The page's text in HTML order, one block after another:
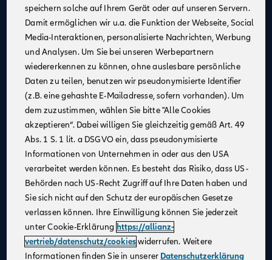
Eine attraktive monatliche Ausbildungsvergütung
(Stand 08/2025):
1. Jahr: 1.355 €
2. Jahr: 1.432 €
3. Jahr: 1.520 €
ab Sept. 2026:
im 1. Jahr: 1.455 €, im 2. Jahr: 1.532 €, im 3. Jahr:
1.620 €
Zusätzliche Leistungen : Urlaubs- und
Weihnachtsgeld
Monetäre Vorteile:
40 €/Monat vermögenswirksame Leistungen
Übernahme erstattungsfähiger Reisekosten
Urlaubsanspruch : 30 Tage im Jahr
Mitarbeiterrabatte: Vergünstigungen auf Allianz
Produkte
Praxisnahe Ausbildung: Eine praxisnahe und
speichern solche auf Ihrem Gerät oder auf unseren Servern.
Damit ermöglichen wir u.a. die Funktion der Webseite, Social
Media-Interaktionen, personalisierte Nachrichten, Werbung
und Analysen. Um Sie bei unseren Werbepartnern
wiedererkennen zu können, ohne auslesbare persönliche
Daten zu teilen, benutzen wir pseudonymisierte Identifier
(z.B. eine gehashte E-Mailadresse, sofern vorhanden). Um
dem zuzustimmen, wählen Sie bitte "Alle Cookies
akzeptieren“. Dabei willigen Sie gleichzeitig gemäß Art. 49
Abs. 1 S. 1 lit. a DSGVO ein, dass pseudonymisierte
Informationen von Unternehmen in oder aus den USA
verarbeitet werden können. Es besteht das Risiko, dass US-
Behörden nach US-Recht Zugriff auf Ihre Daten haben und
Sie sich nicht auf den Schutz der europäischen Gesetze
verlassen können. Ihre Einwilligung können Sie jederzeit
unter Cookie-Erklärung https://allianz-
vertrieb/datenschutz/cookieswiderrufen. Weitere
Informationen finden Sie in unserer Datenschutzerklärung